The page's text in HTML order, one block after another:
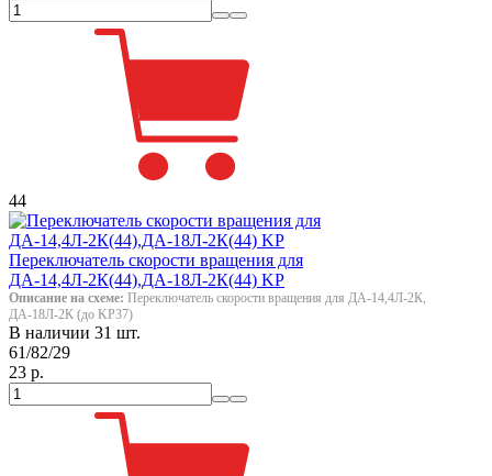
44
Переключатель скорости вращения для
ДА-14,4Л-2К(44),ДА-18Л-2К(44) KP
Описание на схеме: Переключатель скорости вращения для ДА-14,4Л-2К,
ДА-18Л-2К (до KP37)
В наличии 31 шт.
61/82/29
23 р.